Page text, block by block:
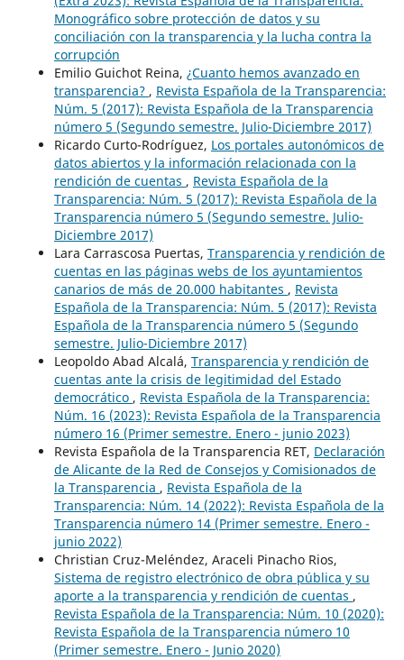
Monográfico sobre protección de datos y su
conciliación con la transparencia y la lucha contra la
corrupción
Emilio Guichot Reina, ¿Cuanto hemos avanzado en
transparencia? , Revista Española de la Transparencia:
Núm. 5 (2017): Revista Española de la Transparencia
número 5 (Segundo semestre. Julio-Diciembre 2017)
Ricardo Curto-Rodríguez, Los portales autonómicos de
datos abiertos y la información relacionada con la
rendición de cuentas , Revista Española de la
Transparencia: Núm. 5 (2017): Revista Española de la
Transparencia número 5 (Segundo semestre. Julio-
Diciembre 2017)
Lara Carrascosa Puertas, Transparencia y rendición de
cuentas en las páginas webs de los ayuntamientos
canarios de más de 20.000 habitantes , Revista
Española de la Transparencia: Núm. 5 (2017): Revista
Española de la Transparencia número 5 (Segundo
semestre. Julio-Diciembre 2017)
Leopoldo Abad Alcalá, Transparencia y rendición de
cuentas ante la crisis de legitimidad del Estado
democrático , Revista Española de la Transparencia:
Núm. 16 (2023): Revista Española de la Transparencia
número 16 (Primer semestre. Enero - junio 2023)
Revista Española de la Transparencia RET, Declaración
de Alicante de la Red de Consejos y Comisionados de
la Transparencia , Revista Española de la
Transparencia: Núm. 14 (2022): Revista Española de la
Transparencia número 14 (Primer semestre. Enero -
junio 2022)
Christian Cruz-Meléndez, Araceli Pinacho Rios,
Sistema de registro electrónico de obra pública y su
aporte a la transparencia y rendición de cuentas ,
Revista Española de la Transparencia: Núm. 10 (2020):
Revista Española de la Transparencia número 10
(Primer semestre. Enero - Junio 2020)